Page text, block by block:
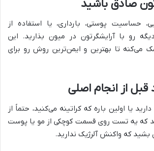
حساسیت پوستی، بارداری، یا استفاده از
رو با آرایشگرتون در میون بذارید. این
می‌کنه تا بهترین و ایمن‌ترین روش رو برای
یا اولین باره که کراتینه می‌کنید، حتماً از
که یه تست روی قسمت کوچکی از مو یا پوست
بشید که واکنش آلرژیک ندارید.